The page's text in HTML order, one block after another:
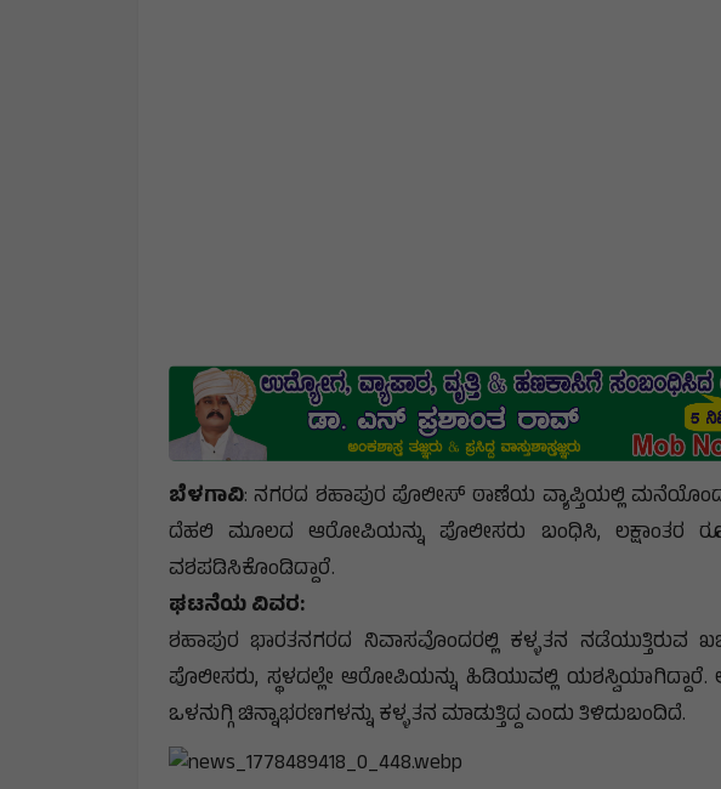
ಬೆಳಗಾವಿ: ನಗರದ ಶಹಾಪುರ ಪೊಲೀಸ್ ಠಾಣೆಯ ವ್ಯಾಪ್ತಿಯಲ್ಲಿ
ದೆಹಲಿ ಮೂಲದ ಆರೋಪಿಯನ್ನು ಪೊಲೀಸರು ಬಂಧಿಸಿ, ಲಕ್ಷಾಂತರ
ವಶಪಡಿಸಿಕೊಂಡಿದ್ದಾರೆ.
ಘಟನೆಯ ವಿವರ:
ಶಹಾಪುರ ಭಾರತನಗರದ ನಿವಾಸವೊಂದರಲ್ಲಿ ಕಳ್ಳತನ
ಪೊಲೀಸರು, ಸ್ಥಳದಲ್ಲೇ ಆರೋಪಿಯನ್ನು ಹಿಡಿಯುವಲ್ಲಿ
ಒಳನುಗ್ಗಿ ಚಿನ್ನಾಭರಣಗಳನ್ನು ಕಳ್ಳತನ ಮಾಡುತ್ತಿದ್ದ ಎಂದು ತಿಳಿದುಬಂದಿದೆ.